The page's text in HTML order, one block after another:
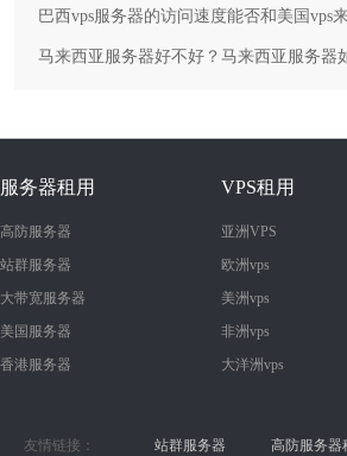
巴西vps服务器的访问速度能否和美国vps
马来西亚服务器好不好？马来西亚服务器
服务器租用
高防服务器
站群服务器
大带宽服务器
美国服务器
香港服务器
VPS租用
亚洲VPS
欧洲vps
美洲vps
非洲vps
大洋洲vps
友情链接： 站群服务器 高防服务器